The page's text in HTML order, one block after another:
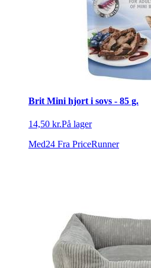
Brit Mini hjort i sovs - 85 g.
14,50 kr.På lager
Med24 Fra PriceRunner